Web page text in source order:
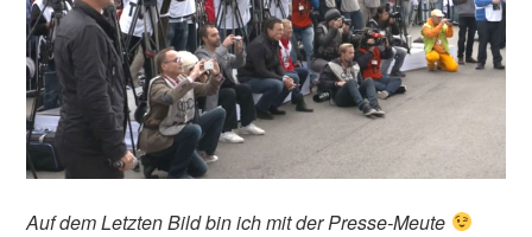
Auf dem Letzten Bild bin ich mit der Presse-Meute